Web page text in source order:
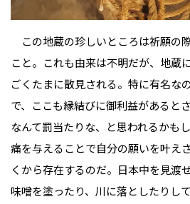
この地蔵の珍しいところは祈願の
こと。これも由来は不明だが、地蔵
ごくたまに散見される。特に有名な
で、ここも縁結びに御利益があると
なんて罰当たりな、と思われるかも
痛を与えることで自分の願いを叶え
くから存在するのだ。日本中を見渡
味噌を塗ったり、川に落としたりし